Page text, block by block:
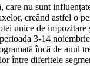
nu sunt
creând astfel o
unice de
3-14
încă de anul
între diferitele